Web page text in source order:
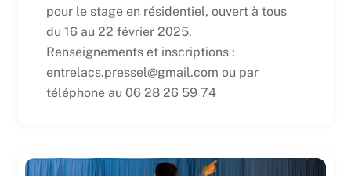
pour le stage en résidentiel, ouvert à tous
du 16 au 22 février 2025.
Renseignements et inscriptions :
entrelacs.pressel@gmail.com ou par
téléphone au 06 28 26 59 74